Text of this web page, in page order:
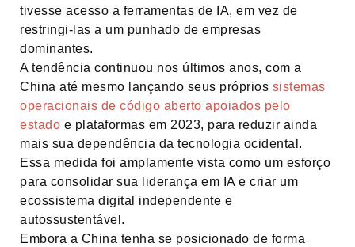
tivesse acesso a ferramentas de IA, em vez de
restringi-las a um punhado de empresas
dominantes.
A tendência continuou nos últimos anos, com a
China até mesmo lançando seus próprios sistemas
operacionais de código aberto apoiados pelo
estado e plataformas em 2023, para reduzir ainda
mais sua dependência da tecnologia ocidental.
Essa medida foi amplamente vista como um esforço
para consolidar sua liderança em IA e criar um
ecossistema digital independente e
autossustentável.
Embora a China tenha se posicionado de forma